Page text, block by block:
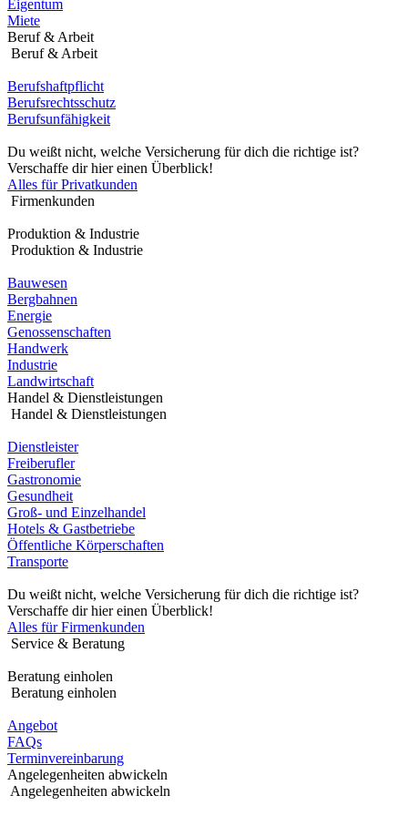
Eigentum
Miete
Beruf & Arbeit
Beruf & Arbeit
Berufshaftpflicht
Berufsrechtsschutz
Berufsunfähigkeit
Du weißt nicht, welche Versicherung für dich die richtige ist?
Verschaffe dir hier einen Überblick!
Alles für Privatkunden
Firmenkunden
Produktion & Industrie
Produktion & Industrie
Bauwesen
Bergbahnen
Energie
Genossenschaften
Handwerk
Industrie
Landwirtschaft
Handel & Dienstleistungen
Handel & Dienstleistungen
Dienstleister
Freiberufler
Gastronomie
Gesundheit
Groß- und Einzelhandel
Hotels & Gastbetriebe
Öffentliche Körperschaften
Transporte
Du weißt nicht, welche Versicherung für dich die richtige ist?
Verschaffe dir hier einen Überblick!
Alles für Firmenkunden
Service & Beratung
Beratung einholen
Beratung einholen
Angebot
FAQs
Terminvereinbarung
Angelegenheiten abwickeln
Angelegenheiten abwickeln